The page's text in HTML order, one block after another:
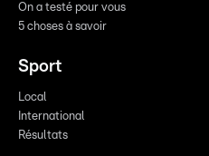
On a testé pour vous
5 choses à savoir
Sport
Local
International
Résultats